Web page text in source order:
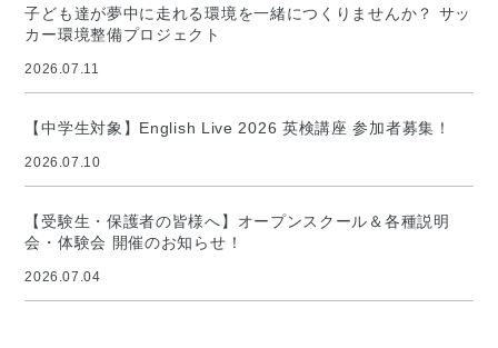
子ども達が夢中に走れる環境を一緒につくりませんか？ サッ
カー環境整備プロジェクト
2026.07.11
【中学生対象】English Live 2026 英検講座 参加者募集！
2026.07.10
【受験生・保護者の皆様へ】オープンスクール＆各種説明
会・体験会 開催のお知らせ！
2026.07.04